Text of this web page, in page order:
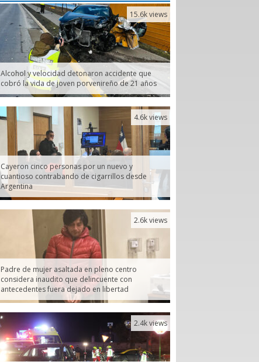
Alcohol y velocidad detonaron accidente que
cobró la vida de joven porvenireño de 21 años
15.6k views
Cayeron cinco personas por un nuevo y
cuantioso contrabando de cigarrillos desde
Argentina
4.6k views
Padre de mujer asaltada en pleno centro
considera inaudito que delincuente con
antecedentes fuera dejado en libertad
2.6k views
2.4k views